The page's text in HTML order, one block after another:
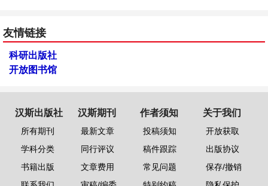
友情链接
科研出版社
开放图书馆
汉斯出版社
所有期刊
学科分类
书籍出版
汉斯期刊
最新文章
同行评议
文章费用
作者须知
投稿须知
稿件跟踪
常见问题
关于我们
开放获取
出版协议
保存/撤销